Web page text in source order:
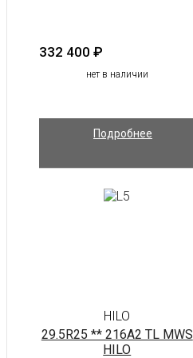
332 400 ₽
нет в наличии
Подробнее
HILO
29.5R25 ** 216A2 TL MWS
HILO